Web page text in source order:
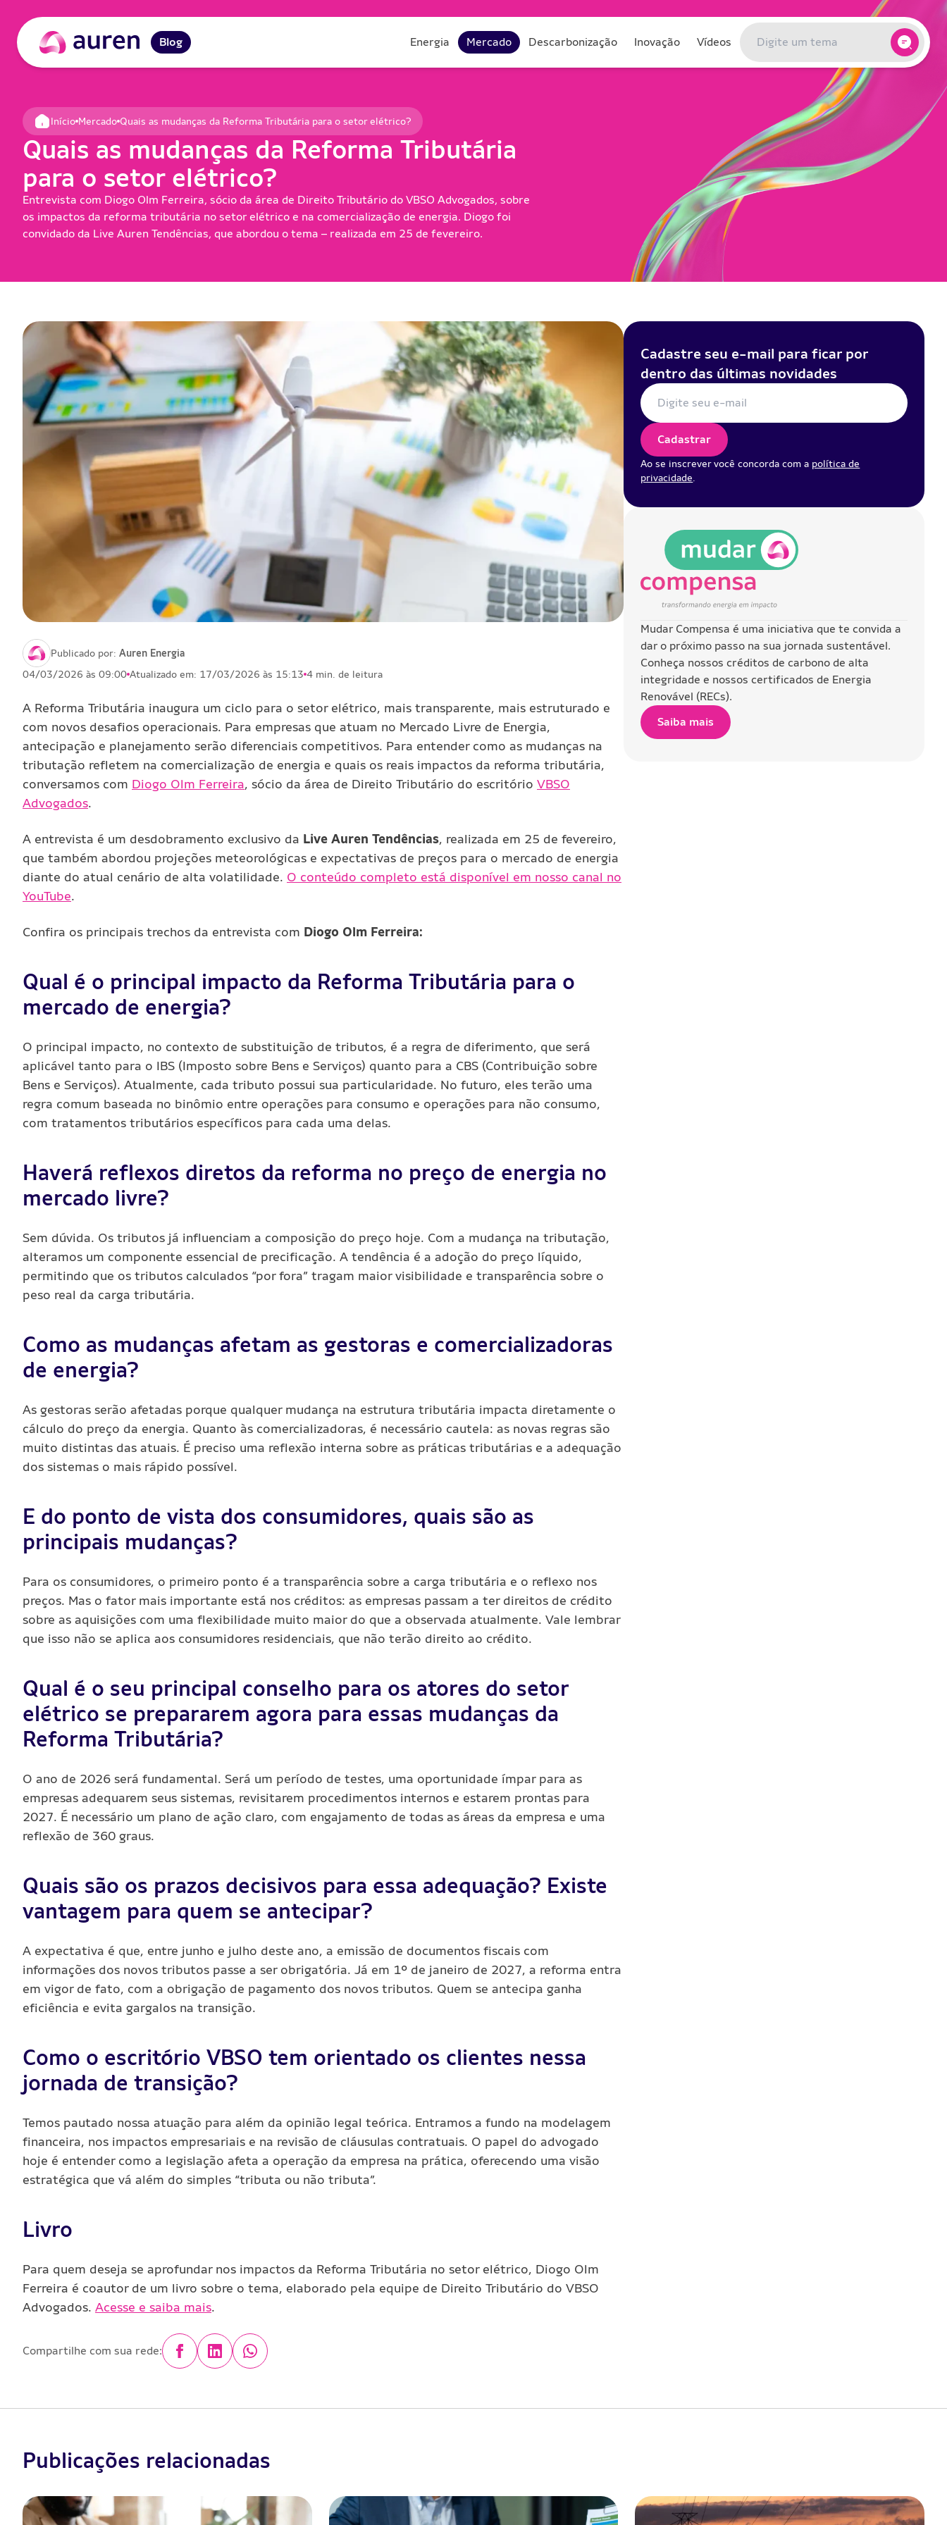
Blog Energia Mercado Descarbonização Inovação Vídeos Buscar:
Início
Início Mercado Quais as mudanças da Reforma Tributária para o setor elétrico?
Quais as mudanças da Reforma Tributária
para o setor elétrico?
Entrevista com Diogo Olm Ferreira, sócio da área de Direito Tributário do VBSO Advogados, sobre
os impactos da reforma tributária no setor elétrico e na comercialização de energia. Diogo foi
convidado da Live Auren Tendências, que abordou o tema – realizada em 25 de fevereiro.
Publicado por: Auren Energia
04/03/2026 às 09:00 Atualizado em: 17/03/2026 às 15:13 4 min. de leitura
A Reforma Tributária inaugura um ciclo para o setor elétrico, mais transparente, mais estruturado e
com novos desafios operacionais. Para empresas que atuam no Mercado Livre de Energia,
antecipação e planejamento serão diferenciais competitivos. Para entender como as mudanças na
tributação refletem na comercialização de energia e quais os reais impactos da reforma tributária,
conversamos com Diogo Olm Ferreira, sócio da área de Direito Tributário do escritório VBSO
Advogados.
A entrevista é um desdobramento exclusivo da Live Auren Tendências, realizada em 25 de fevereiro,
que também abordou projeções meteorológicas e expectativas de preços para o mercado de energia
diante do atual cenário de alta volatilidade. O conteúdo completo está disponível em nosso canal no
YouTube.
Confira os principais trechos da entrevista com Diogo Olm Ferreira:
Qual é o principal impacto da Reforma Tributária para o
mercado de energia?
O principal impacto, no contexto de substituição de tributos, é a regra de diferimento, que será
aplicável tanto para o IBS (Imposto sobre Bens e Serviços) quanto para a CBS (Contribuição sobre
Bens e Serviços). Atualmente, cada tributo possui sua particularidade. No futuro, eles terão uma
regra comum baseada no binômio entre operações para consumo e operações para não consumo,
com tratamentos tributários específicos para cada uma delas.
Haverá reflexos diretos da reforma no preço de energia no
mercado livre?
Sem dúvida. Os tributos já influenciam a composição do preço hoje. Com a mudança na tributação,
alteramos um componente essencial de precificação. A tendência é a adoção do preço líquido,
permitindo que os tributos calculados “por fora” tragam maior visibilidade e transparência sobre o
peso real da carga tributária.
Como as mudanças afetam as gestoras e comercializadoras
de energia?
As gestoras serão afetadas porque qualquer mudança na estrutura tributária impacta diretamente o
cálculo do preço da energia. Quanto às comercializadoras, é necessário cautela: as novas regras são
muito distintas das atuais. É preciso uma reflexão interna sobre as práticas tributárias e a adequação
dos sistemas o mais rápido possível.
E do ponto de vista dos consumidores, quais são as
principais mudanças?
Para os consumidores, o primeiro ponto é a transparência sobre a carga tributária e o reflexo nos
preços. Mas o fator mais importante está nos créditos: as empresas passam a ter direitos de crédito
sobre as aquisições com uma flexibilidade muito maior do que a observada atualmente. Vale lembrar
que isso não se aplica aos consumidores residenciais, que não terão direito ao crédito.
Qual é o seu principal conselho para os atores do setor
elétrico se prepararem agora para essas mudanças da
Reforma Tributária?
O ano de 2026 será fundamental. Será um período de testes, uma oportunidade ímpar para as
empresas adequarem seus sistemas, revisitarem procedimentos internos e estarem prontas para
2027. É necessário um plano de ação claro, com engajamento de todas as áreas da empresa e uma
reflexão de 360 graus.
Quais são os prazos decisivos para essa adequação? Existe
vantagem para quem se antecipar?
A expectativa é que, entre junho e julho deste ano, a emissão de documentos fiscais com
informações dos novos tributos passe a ser obrigatória. Já em 1º de janeiro de 2027, a reforma entra
em vigor de fato, com a obrigação de pagamento dos novos tributos. Quem se antecipa ganha
eficiência e evita gargalos na transição.
Como o escritório VBSO tem orientado os clientes nessa
jornada de transição?
Temos pautado nossa atuação para além da opinião legal teórica. Entramos a fundo na modelagem
financeira, nos impactos empresariais e na revisão de cláusulas contratuais. O papel do advogado
hoje é entender como a legislação afeta a operação da empresa na prática, oferecendo uma visão
estratégica que vá além do simples “tributa ou não tributa”.
Livro
Para quem deseja se aprofundar nos impactos da Reforma Tributária no setor elétrico, Diogo Olm
Ferreira é coautor de um livro sobre o tema, elaborado pela equipe de Direito Tributário do VBSO
Advogados. Acesse e saiba mais.
Compartilhe com sua rede:
Cadastre seu e-mail para ficar por
dentro das últimas novidades
E-mail para newsletter:
Cadastrar
Ao se inscrever você concorda com a política de
privacidade
Mudar Compensa
Mudar Compensa é uma iniciativa que te convida a
dar o próximo passo na sua jornada sustentável.
Conheça nossos créditos de carbono de alta
integridade e nossos certificados de Energia
Renovável (RECs).
Saiba mais
Publicações relacionadas